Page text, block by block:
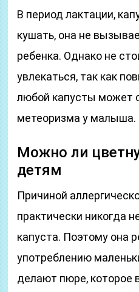
В период лактации,
кушать, она не
ребенка. Однако не
увлекаться, так как
любой капусты может
метеоризма у малыша.
Можно ли
детям
Причиной
практически никогда
капуста. Поэтому она
употреблению
делают пюре, которое